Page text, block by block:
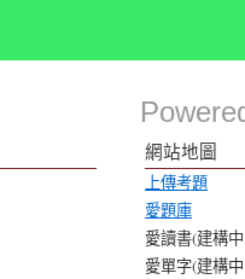
網站地圖
上傳考題
愛題庫
愛讀書(建構
愛單字(建構